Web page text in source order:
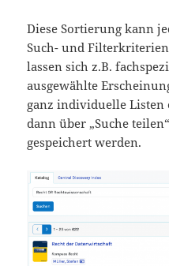
Diese Sortierung kann
Such- und
lassen sich z.B.
ausgewählte
ganz individuelle Listen
dann über „Suche
gespeichert werden.